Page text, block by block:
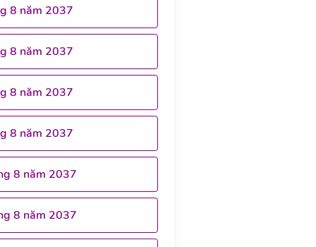
8 năm 2037
8 năm 2037
8 năm 2037
8 năm 2037
8 năm 2037
8 năm 2037